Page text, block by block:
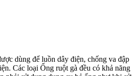
dùng để luồn dây điện, chống va đập
Các loại Ống ruột gà đều có khả năng